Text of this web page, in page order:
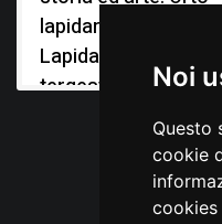
Noi
Questo
cookie
lapidario e
Lapidario
tergestino